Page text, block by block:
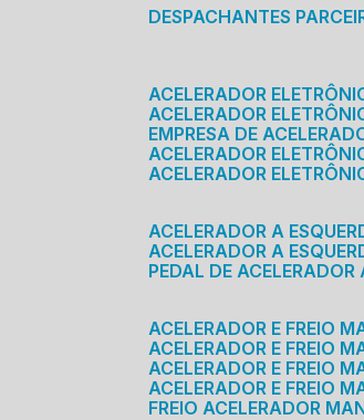
DESPACHANTES
ACELERADOR
ACELERADOR
EMPRESA DE
ACELERADOR
ACELERADOR
ACELERADOR A
ACELERADOR A
PEDAL DE
ACELERADOR E FREIO
ACELERADOR E FREIO
ACELERADOR E FREIO
ACELERADOR E FREIO
FREIO ACELERADOR